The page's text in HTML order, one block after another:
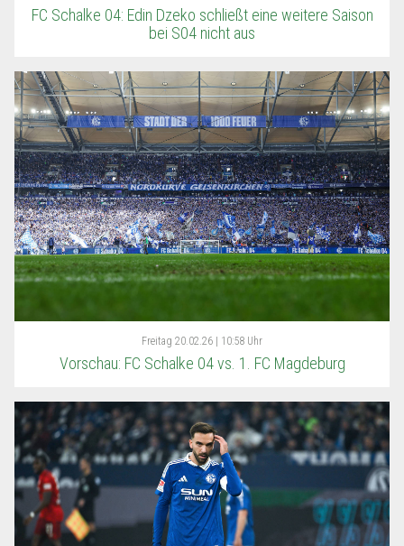
FC Schalke 04: Edin Dzeko schließt eine weitere Saison
bei S04 nicht aus
Freitag 20.02.26 | 10:58 Uhr
Vorschau: FC Schalke 04 vs. 1. FC Magdeburg